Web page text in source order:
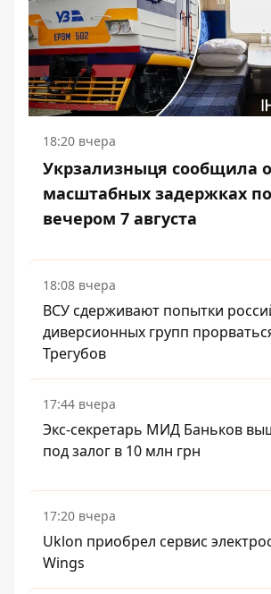
18:20 вчера
Укрзализныця сообщила о
масштабных задержках
вечером 7 августа
18:08 вчера
ВСУ сдерживают попытки
диверсионных групп
Трегубов
17:44 вчера
Экс-секретарь МИД Баньков
под залог в 10 млн грн
17:20 вчера
Uklon приобрел сервис
Wings